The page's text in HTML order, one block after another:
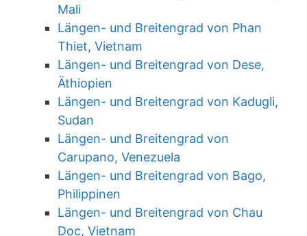
Mali
Längen- und Breitengrad von Phan
Thiet, Vietnam
Längen- und Breitengrad von Dese,
Äthiopien
Längen- und Breitengrad von Kadugli,
Sudan
Längen- und Breitengrad von
Carupano, Venezuela
Längen- und Breitengrad von Bago,
Philippinen
Längen- und Breitengrad von Chau
Doc, Vietnam